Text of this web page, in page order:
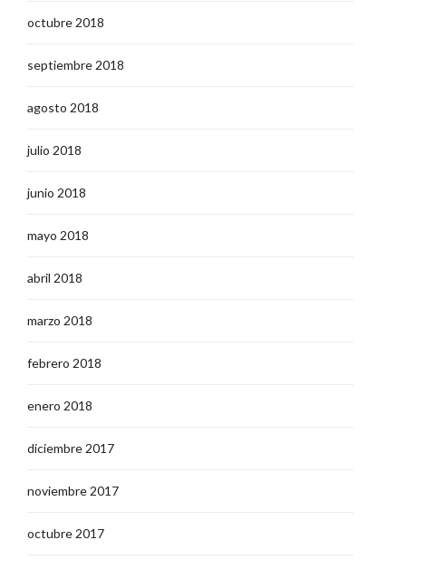
octubre 2018
septiembre 2018
agosto 2018
julio 2018
junio 2018
mayo 2018
abril 2018
marzo 2018
febrero 2018
enero 2018
diciembre 2017
noviembre 2017
octubre 2017